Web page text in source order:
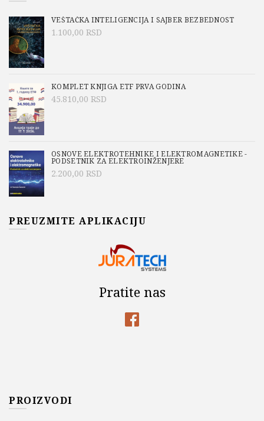
VEŠTAČKA INTELIGENCIJA I SAJBER BEZBEDNOST
1.100,00 RSD
KOMPLET KNJIGA ETF PRVA GODINA
45.810,00 RSD
OSNOVE ELEKTROTEHNIKE I ELEKTROMAGNETIKE -
PODSETNIK ZA ELEKTROINŽENJERE
2.200,00 RSD
PREUZMITE APLIKACIJU
Pratite nas
PROIZVODI